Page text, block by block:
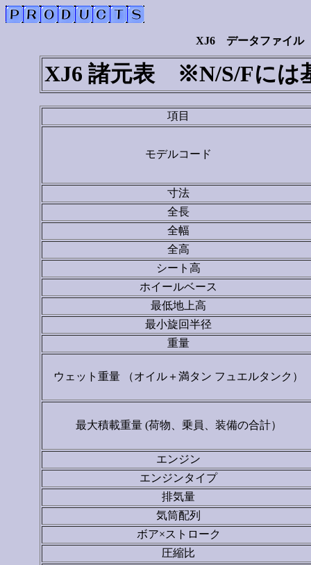
XJ6 データファイル
XJ6 諸元表 ※N/S/Fには
項目
モデルコード
寸法
全長
全幅
全高
シート高
ホイールベース
最低地上高
最小旋回半径
重量
ウェット重量 （オイル＋満タン フュエルタンク）
最大積載重量 (荷物、乗員、装備の合計）
エンジン
エンジンタイプ
排気量
気筒配列
ボア×ストローク
圧縮比